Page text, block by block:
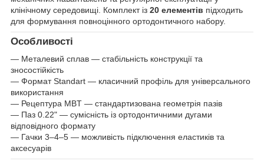
клінічному середовищі. Комплект із 20 елементів підходить
для формування повноцінного ортодонтичного набору.
Особливості
— Металевий сплав — стабільність конструкції та
зносостійкість
— Формат Standart — класичний профіль для універсального
використання
— Рецептура MBT — стандартизована геометрія пазів
— Паз 0.22" — сумісність із ортодонтичними дугами
відповідного формату
— Гачки 3–4–5 — можливість підключення еластиків та
аксесуарів